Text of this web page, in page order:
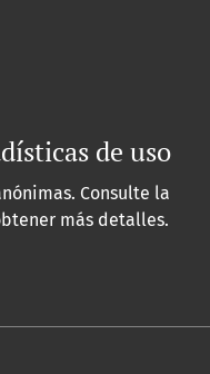
de uso
Consulte la
más detalles.